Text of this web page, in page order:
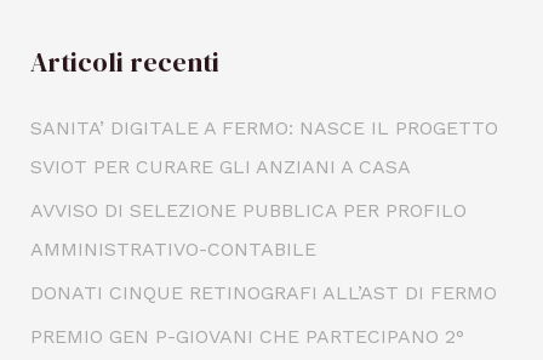
Articoli recenti
SANITA’ DIGITALE A FERMO: NASCE IL PROGETTO
SVIOT PER CURARE GLI ANZIANI A CASA
AVVISO DI SELEZIONE PUBBLICA PER PROFILO
AMMINISTRATIVO-CONTABILE
DONATI CINQUE RETINOGRAFI ALL’AST DI FERMO
PREMIO GEN P-GIOVANI CHE PARTECIPANO 2°